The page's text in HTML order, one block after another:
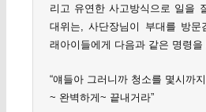
리고 유연한 사고방식으로 일을
대위는, 사단장님이 부대를 방문
래아이들에게 다음과 같은 명령을
“얘들아 그러니까 청소를 몇시까
~ 완벽하게~ 끝내거라”